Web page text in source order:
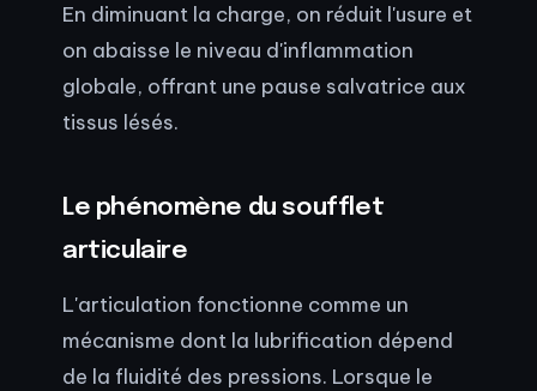
En diminuant la charge, on réduit l'usure et
on abaisse le niveau d'inflammation
globale, offrant une pause salvatrice aux
tissus lésés.
Le phénomène du soufflet
articulaire
L'articulation fonctionne comme un
mécanisme dont la lubrification dépend
de la fluidité des pressions. Lorsque le